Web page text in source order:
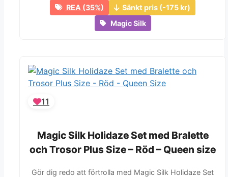
REA (35%)
Sänkt pris (-175 kr)
Magic Silk
11
Magic Silk Holidaze Set med Bralette
och Trosor Plus Size – Röd – Queen size
Magic Silk Holidaze Set med Bralette
och Trosor Plus Size – Röd – Queen size
Gör dig redo att förtrolla med Magic Silk Holidaze Set